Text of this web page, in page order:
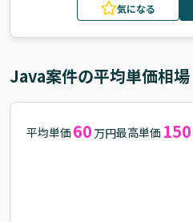
気になる
Java案件の平均単価相場
平均単価 60 万円最高単価 150